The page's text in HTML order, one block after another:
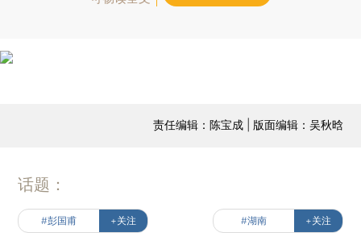
责任编辑：陈宝成 | 版面编辑：吴秋晗
话题：
#彭国甫 +关注 #湖南 +关注